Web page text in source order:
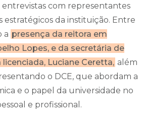
com representantes
estratégicos da instituição. Entre
a presença da reitora em
Lopes, e da secretária de
Luciane Ceretta, além
o DCE, que abordam a
e o papel da universidade no
e profissional.